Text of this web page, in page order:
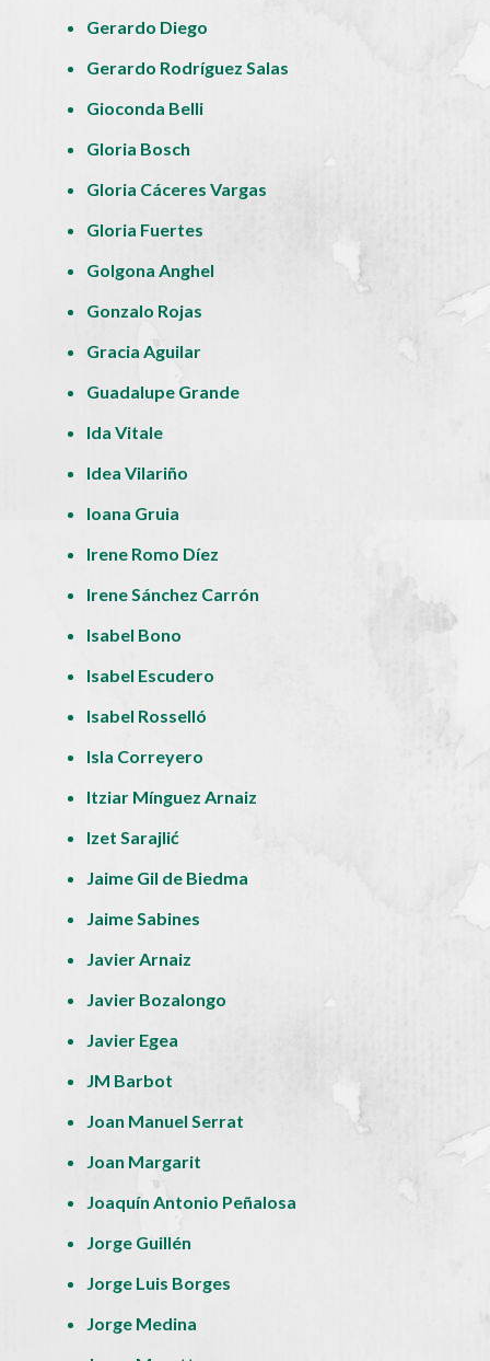
Gerardo Diego
Gerardo Rodríguez Salas
Gioconda Belli
Gloria Bosch
Gloria Cáceres Vargas
Gloria Fuertes
Golgona Anghel
Gonzalo Rojas
Gracia Aguilar
Guadalupe Grande
Ida Vitale
Idea Vilariño
Ioana Gruia
Irene Romo Díez
Irene Sánchez Carrón
Isabel Bono
Isabel Escudero
Isabel Rosselló
Isla Correyero
Itziar Mínguez Arnaiz
Izet Sarajlić
Jaime Gil de Biedma
Jaime Sabines
Javier Arnaiz
Javier Bozalongo
Javier Egea
JM Barbot
Joan Manuel Serrat
Joan Margarit
Joaquín Antonio Peñalosa
Jorge Guillén
Jorge Luis Borges
Jorge Medina